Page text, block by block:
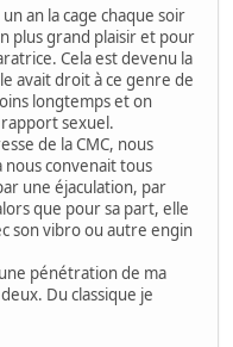
an la cage chaque soir
plus grand plaisir et pour
Cela est devenu la
avait droit à ce genre de
longtemps et on
sexuel.
de la CMC, nous
convenait tous
une éjaculation, par
que pour sa part, elle
son vibro ou autre engin
pénétration de ma
Du classique je